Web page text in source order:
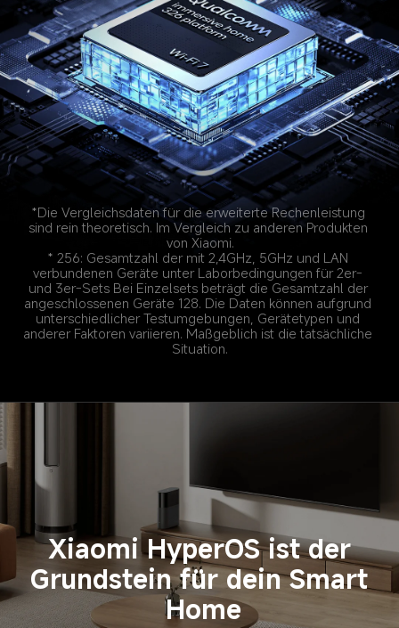
*Die Vergleichsdaten für die erweiterte Rechenleistung
sind rein theoretisch. Im Vergleich zu anderen Produkten
von Xiaomi.
* 256: Gesamtzahl der mit 2,4GHz, 5GHz und LAN
verbundenen Geräte unter Laborbedingungen für 2er-
und 3er-Sets Bei Einzelsets beträgt die Gesamtzahl der
angeschlossenen Geräte 128. Die Daten können aufgrund
unterschiedlicher Testumgebungen, Gerätetypen und
anderer Faktoren variieren. Maßgeblich ist die tatsächliche
Situation.
Xiaomi HyperOS ist der
Grundstein für dein Smart
Home